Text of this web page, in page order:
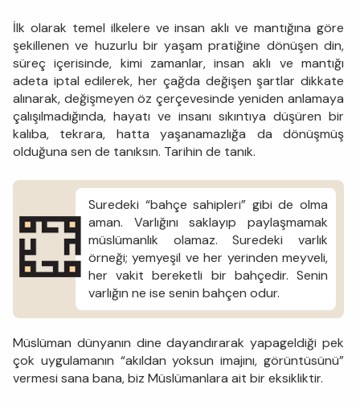
İlk olarak temel ilkelere ve insan aklı ve mantığına göre
şekillenen ve huzurlu bir yaşam pratiğine dönüşen din,
süreç içerisinde, kimi zamanlar, insan aklı ve mantığı
adeta iptal edilerek, her çağda değişen şartlar dikkate
alınarak, değişmeyen öz çerçevesinde yeniden anlamaya
çalışılmadığında, hayatı ve insanı sıkıntıya düşüren bir
kalıba, tekrara, hatta yaşanamazlığa da dönüşmüş
olduğuna sen de tanıksın. Tarihin de tanık.
Suredeki “bahçe sahipleri” gibi de olma
aman. Varlığını saklayıp paylaşmamak
müslümanlık olamaz. Suredeki varlık
örneği; yemyeşil ve her yerinden meyveli,
her vakit bereketli bir bahçedir. Senin
varlığın ne ise senin bahçen odur.
Müslüman dünyanın dine dayandırarak yapageldiği pek
çok uygulamanın “akıldan yoksun imajını, görüntüsünü”
vermesi sana bana, biz Müslümanlara ait bir eksikliktir.